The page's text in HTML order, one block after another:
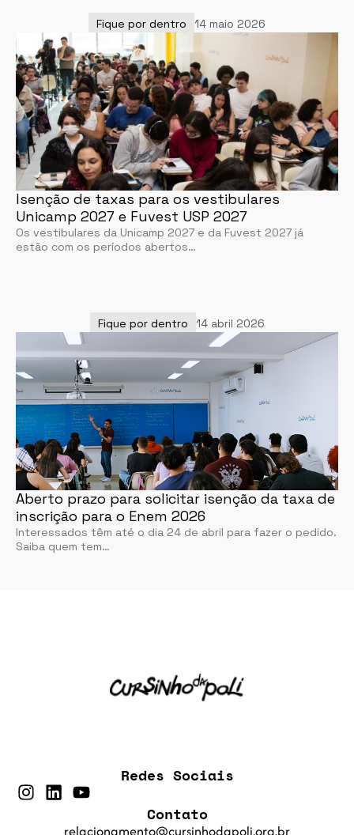
Fique por dentro 14 maio 2026
Isenção de taxas para os vestibulares
Unicamp 2027 e Fuvest USP 2027
Os vestibulares da Unicamp 2027 e da Fuvest 2027 já
estão com os períodos abertos…
Fique por dentro 14 abril 2026
Aberto prazo para solicitar isenção da taxa de
inscrição para o Enem 2026
Interessados têm até o dia 24 de abril para fazer o pedido.
Saiba quem tem…
Contato
relacionamento@cursinhodapoli.org.br
Redes Sociais